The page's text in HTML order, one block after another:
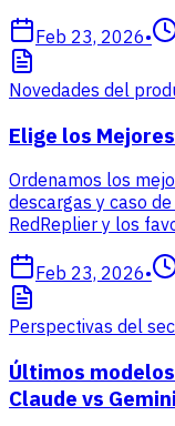
Feb 23, 2026•
Novedades del
Elige los
Ordenamos los
descargas y caso
RedReplier y los
Feb 23, 2026•
Perspectivas del
Últimos
Claude vs